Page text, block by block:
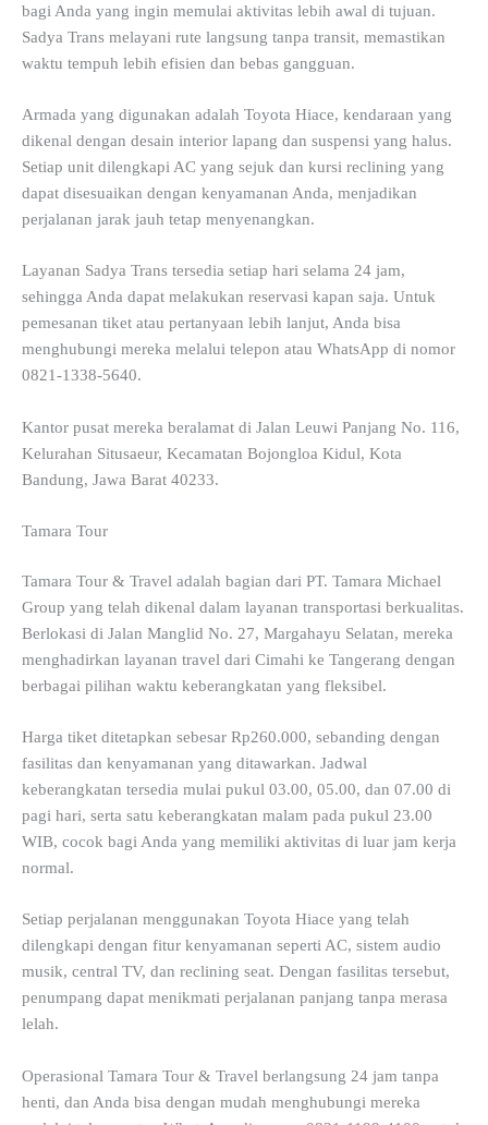
bagi Anda yang ingin memulai aktivitas lebih awal di tujuan.
Sadya Trans melayani rute langsung tanpa transit, memastikan
waktu tempuh lebih efisien dan bebas gangguan.
Armada yang digunakan adalah Toyota Hiace, kendaraan yang
dikenal dengan desain interior lapang dan suspensi yang halus.
Setiap unit dilengkapi AC yang sejuk dan kursi reclining yang
dapat disesuaikan dengan kenyamanan Anda, menjadikan
perjalanan jarak jauh tetap menyenangkan.
Layanan Sadya Trans tersedia setiap hari selama 24 jam,
sehingga Anda dapat melakukan reservasi kapan saja. Untuk
pemesanan tiket atau pertanyaan lebih lanjut, Anda bisa
menghubungi mereka melalui telepon atau WhatsApp di nomor
0821-1338-5640.
Kantor pusat mereka beralamat di Jalan Leuwi Panjang No. 116,
Kelurahan Situsaeur, Kecamatan Bojongloa Kidul, Kota
Bandung, Jawa Barat 40233.
Tamara Tour
Tamara Tour & Travel adalah bagian dari PT. Tamara Michael
Group yang telah dikenal dalam layanan transportasi berkualitas.
Berlokasi di Jalan Manglid No. 27, Margahayu Selatan, mereka
menghadirkan layanan travel dari Cimahi ke Tangerang dengan
berbagai pilihan waktu keberangkatan yang fleksibel.
Harga tiket ditetapkan sebesar Rp260.000, sebanding dengan
fasilitas dan kenyamanan yang ditawarkan. Jadwal
keberangkatan tersedia mulai pukul 03.00, 05.00, dan 07.00 di
pagi hari, serta satu keberangkatan malam pada pukul 23.00
WIB, cocok bagi Anda yang memiliki aktivitas di luar jam kerja
normal.
Setiap perjalanan menggunakan Toyota Hiace yang telah
dilengkapi dengan fitur kenyamanan seperti AC, sistem audio
musik, central TV, dan reclining seat. Dengan fasilitas tersebut,
penumpang dapat menikmati perjalanan panjang tanpa merasa
lelah.
Operasional Tamara Tour & Travel berlangsung 24 jam tanpa
henti, dan Anda bisa dengan mudah menghubungi mereka